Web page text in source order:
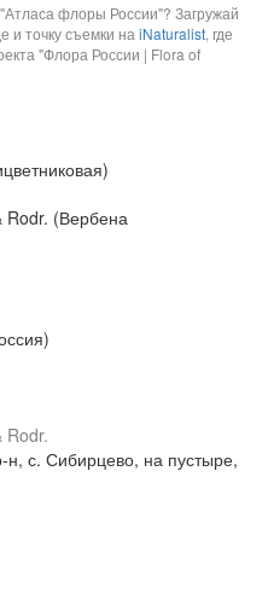
флоры России"? Загружай
и точку съемки на iNaturalist, где
"Флора России | Flora of
Rodr. (Вербена
Rodr.
н, с. Сибирцево, на пустыре,